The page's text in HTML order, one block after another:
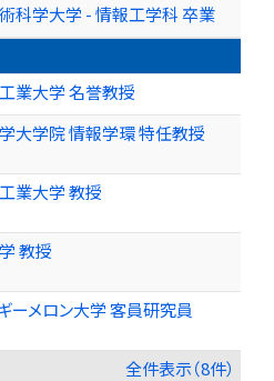
科学大学 - 情報工学科 卒業
業大学 名誉教授
大学院 情報学環 特任教授
業大学 教授
教授
ーメロン大学 客員研究員
全件表示（8件）